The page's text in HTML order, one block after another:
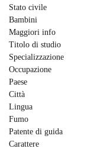
Stato civile
Bambini
Maggiori info
Titolo di studio
Specializzazione
Occupazione
Paese
Città
Lingua
Fumo
Patente di guida
Carattere